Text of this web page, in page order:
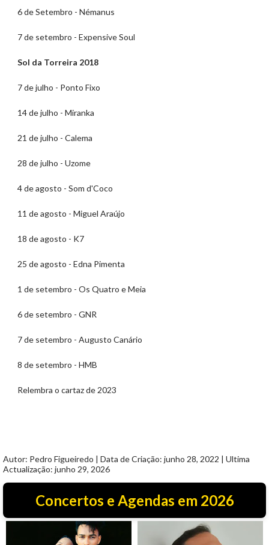
6 de Setembro - Némanus
7 de setembro - Expensive Soul
Sol da Torreira 2018
7 de julho - Ponto Fixo
14 de julho - Miranka
21 de julho - Calema
28 de julho - Uzome
4 de agosto - Som d'Coco
11 de agosto - Miguel Araújo
18 de agosto - K7
25 de agosto - Edna Pimenta
1 de setembro - Os Quatro e Meia
6 de setembro - GNR
7 de setembro - Augusto Canário
8 de setembro - HMB
Relembra o cartaz de 2023
Autor: Pedro Figueiredo | Data de Criação: junho 28, 2022 | Ultima
Actualização: junho 29, 2026
Concertos e Agendas em 2026